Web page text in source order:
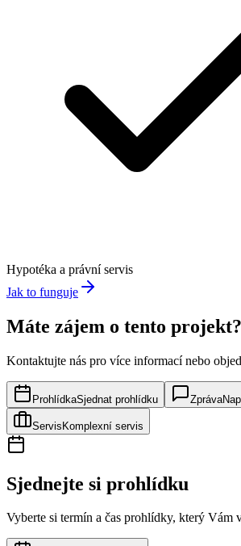
Hypotéka a právní servis
Jak to funguje
Máte zájem o tento projekt?
Kontaktujte nás pro více informací nebo
ProhlídkaSjednat prohlídku Zpráva
ServisKomplexní servis
Sjednejte si prohlídku
Vyberte si termín a čas prohlídky, který Vám